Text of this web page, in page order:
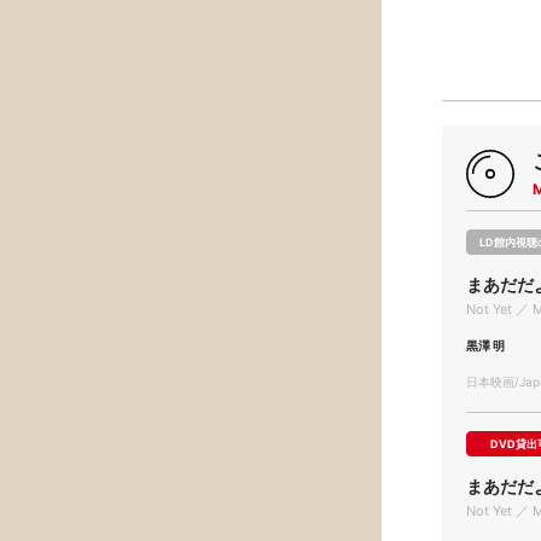
LD館内視聴
まあだだ
Not Yet ／
黒澤 明
日本映画/
DVD貸出
まあだだ
Not Yet ／